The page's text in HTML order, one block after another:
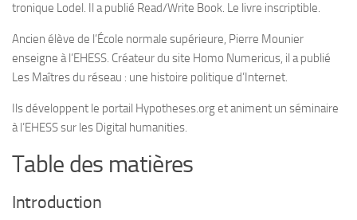
tro­nique Lodel. Il a publié Read/​Write Book. Le livre inscriptible.
Ancien élève de l’École nor­male supé­rieure, Pierre Mou­nier
enseigne à l’EHESS. Créa­teur du site Homo Nume­ri­cus, il a publié
Les Maîtres du réseau : une his­toire poli­tique d’Internet.
Ils déve­loppent le por­tail Hypo​theses​.org et animent un sémi­naire
à l’EHESS sur les Digi­tal humanities.
Table des matières
Intro­duc­tion